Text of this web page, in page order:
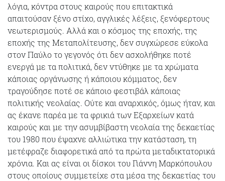
λόγια, κόντρα στους καιρούς που επιτακτικά
απαιτούσαν ξένο στίχο, αγγλικές λέξεις, ξενόφερτους
νεωτερισμούς. Αλλά και ο κόσμος της εποχής, της
εποχής της Μεταπολίτευσης, δεν συγχώρεσε εύκολα
στον Παύλο το γεγονός ότι δεν ασχολήθηκε ποτέ
ενεργά με τα πολιτικά, δεν ντύθηκε με τα χρώματα
κάποιας οργάνωσης ή κάποιου κόμματος, δεν
τραγούδησε ποτέ σε κάποιο φεστιβάλ κάποιας
πολιτικής νεολαίας. Ούτε και αναρχικός, όμως ήταν, και
ας έκανε παρέα με τα φρικιά των Εξαρχείων κατά
καιρούς και με την ασυμβίβαστη νεολαία της δεκαετίας
του 1980 που έψαχνε αλλιώτικα την κατάσταση, τη
μετέφραζε διαφορετικά από τα πρώτα μεταδικτατορικά
χρόνια. Και ας είναι οι δίσκοι του Γιάννη Μαρκόπουλου
στους οποίους συμμετείχε στα μέσα της δεκαετίας του